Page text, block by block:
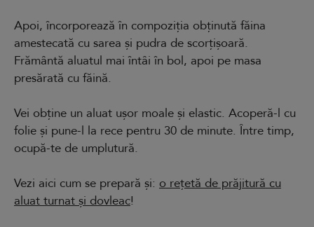
Apoi, încorporează în compoziția obținută făina
amestecată cu sarea și pudra de scorțișoară.
Frământă aluatul mai întâi în bol, apoi pe masa
presărată cu făină.
Vei obține un aluat ușor moale și elastic. Acoperă-l cu
folie și pune-l la rece pentru 30 de minute. Între timp,
ocupă-te de umplutură.
Vezi aici cum se prepară și: o rețetă de prăjitură cu
aluat turnat și dovleac!